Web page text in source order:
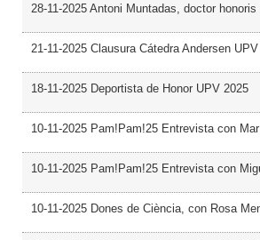
28-11-2025 Antoni Muntadas, doctor
21-11-2025 Clausura Cátedra Andersen UPV
18-11-2025 Deportista de Honor UPV 2025
10-11-2025 Pam!Pam!25 Entrevista con
10-11-2025 Pam!Pam!25 Entrevista con
10-11-2025 Dones de Ciència, con Rosa